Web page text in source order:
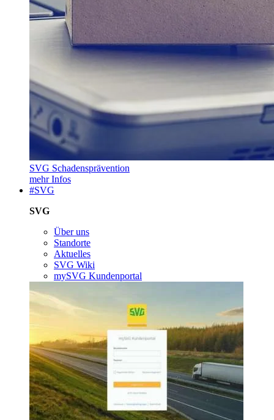
SVG Schadensprävention
mehr Infos
#SVG
SVG
Über uns
Standorte
Aktuelles
SVG Wiki
mySVG Kundenportal